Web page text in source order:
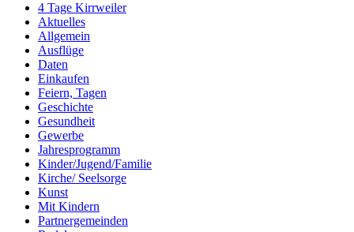
4 Tage Kirrweiler
Aktuelles
Allgemein
Ausflüge
Daten
Einkaufen
Feiern, Tagen
Geschichte
Gesundheit
Gewerbe
Jahresprogramm
Kinder/Jugend/Familie
Kirche/ Seelsorge
Kunst
Mit Kindern
Partnergemeinden